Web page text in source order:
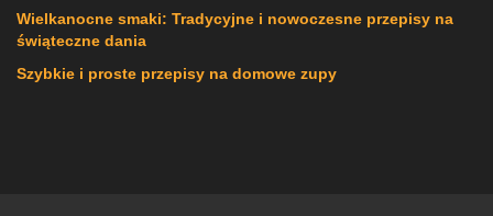
Wielkanocne smaki: Tradycyjne i nowoczesne przepisy na
świąteczne dania
Szybkie i proste przepisy na domowe zupy